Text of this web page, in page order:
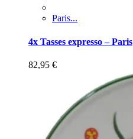
Paris...
4x Tasses expresso – Paris
82,95 €